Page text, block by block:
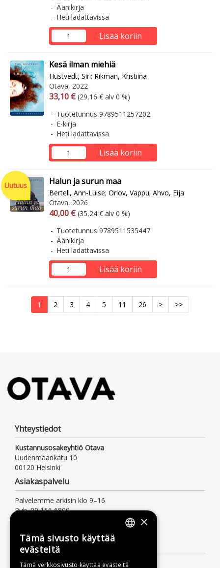
Äänikirja
Heti ladattavissa
Lisää koriin
Kesä ilman miehiä
Hustvedt, Siri; Rikman, Kristiina
Otava, 2022
Arvonlisäverollinen hinta
33,10 € Arvonlisäveroton hinta
(29,16 € alv 0 %)
Tuotetunnus 9789511257202
E-kirja
Heti ladattavissa
Lisää koriin
Uutuus Halun ja surun maa
Bertell, Ann-Luise; Orlov, Vappu; Ahvo, Eija
Otava, 2026
Arvonlisäverollinen hinta
40,00 € Arvonlisäveroton hinta
(35,24 € alv 0 %)
Tuotetunnus 9789511535447
Äänikirja
Heti ladattavissa
Lisää koriin
1 2 3 4 5 11 26 > >>
Yhteystiedot
Kustannusosakeyhtiö Otava
Uudenmaankatu 10
00120 Helsinki
Asiakaspalvelu
Palvelemme arkisin klo 9–16
Puh. 09 156 6800
Lisätietoa
Toimitusehdot
×
Tämä sivusto käyttää
evästeitä
Tämä verkkosivusto käyttää evästeitä